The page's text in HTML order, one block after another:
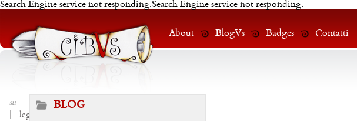
Search Engine service not responding.Search Engine service not responding.
About BlogVs Badges Contatti
su
...leggi
BLOG